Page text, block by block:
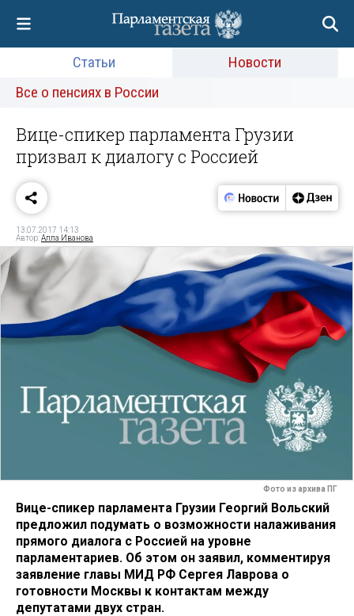
Статьи
Новости
Все о пенсиях в России
Вице-спикер парламента Грузии
призвал к диалогу с Россией
13.07.2017 14:13
Автор:Алла Иванова
Фото из архива ПГ
Вице-спикер парламента Грузии Георгий Вольский
предложил подумать о возможности налаживания
прямого диалога с Россией на уровне
парламентариев. Об этом он заявил, комментируя
заявление главы МИД РФ Сергея Лаврова о
готовности Москвы к контактам между
депутатами двух стран.